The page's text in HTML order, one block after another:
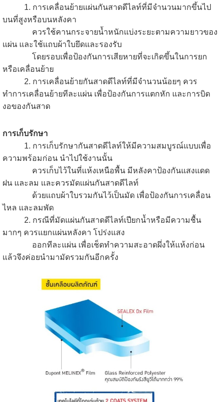
1. การเคลื่อนย้ายแผ่นกันสาดดีไลท์ที่มีจำนวนมากขึ้นไป
บนที่สูงหรือบนหลังคา
ควรใช้คานกระจายน้ำหนักแบ่งระยะตามความยาวของ
แผ่น และใช้แถบผ้าใบยึดและรองรับ
โดยรอบเพื่อป้องกันการเสียหายที่จะเกิดขึ้นในการยก
หรือเคลื่อนย้าย
2. การเคลื่อนย้ายกันสาดดีไลท์ที่มีจำนวนน้อยๆ ควร
ทำการเคลื่อนย้ายทีละแผ่น เพื่อป้องกันการแตกหัก และการบิด
งอของกันสาด
การเก็บรักษา
1. การเก็บรักษากันสาดดีไลท์ให้มีความสมบูรณ์แบบเพื่อ
ความพร้อมก่อน นำไปใช้งานนั้น
ควรเก็บไว้ในที่แห้งเหนือพื้น มีหลังคาป้องกันแสงแดด
ฝน และลม และควรมัดแผ่นกันสาดดีไลท์
ด้วยแถบผ้าใบรวมกันไว้เป็นมัด เพื่อป้องกันการเคลื่อน
ไหล และลมพัด
2. กรณีที่มัดแผ่นกันสาดดีไลท์เปียกน้ำหรือมีความชื้น
มากๆ ควรแยกแผ่นหลังคา โปร่งแสง
ออกทีละแผ่น เพื่อเช็ดทำความสะอาดผึ่งให้แห้งก่อน
แล้วจึงค่อยนำมามัดรวมกันอีกครั้ง